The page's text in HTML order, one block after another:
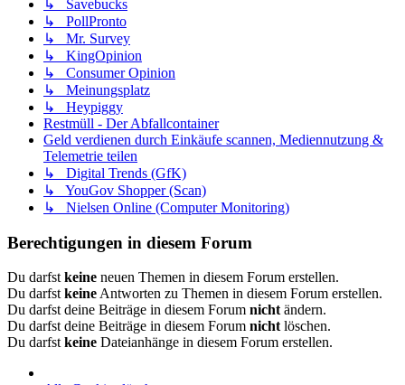
↳ Savebucks
↳ PollPronto
↳ Mr. Survey
↳ KingOpinion
↳ Consumer Opinion
↳ Meinungsplatz
↳ Heypiggy
Restmüll - Der Abfallcontainer
Geld verdienen durch Einkäufe scannen, Mediennutzung &
Telemetrie teilen
↳ Digital Trends (GfK)
↳ YouGov Shopper (Scan)
↳ Nielsen Online (Computer Monitoring)
Berechtigungen in diesem Forum
Du darfst keine neuen Themen in diesem Forum erstellen.
Du darfst keine Antworten zu Themen in diesem Forum erstellen.
Du darfst deine Beiträge in diesem Forum nicht ändern.
Du darfst deine Beiträge in diesem Forum nicht löschen.
Du darfst keine Dateianhänge in diesem Forum erstellen.